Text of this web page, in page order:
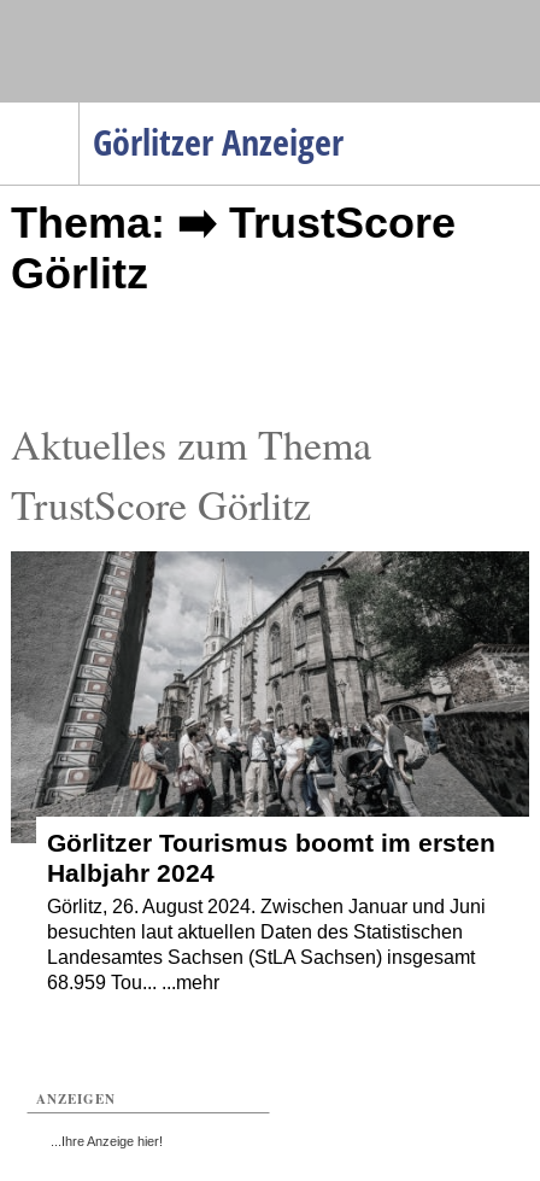
Görlitzer Anzeiger
Menüpunkte
Startseite
Gesellschaft
Gesundheit
Termine
Kostenlos
Thema: ➡️ TrustScore
Görlitz
Aktuelles zum Thema
TrustScore Görlitz
Görlitzer Tourismus boomt im ersten
Halbjahr 2024
Görlitz, 26. August 2024. Zwischen Januar und Juni
besuchten laut aktuellen Daten des Statistischen
Landesamtes Sachsen (StLA Sachsen) insgesamt
68.959 Tou... ...mehr
ANZEIGEN
...Ihre Anzeige hier!